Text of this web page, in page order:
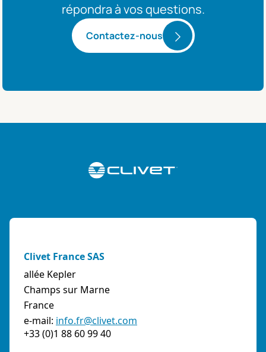
répondra à vos questions.
Contactez-nous
Clivet France SAS
allée Kepler
Champs sur Marne
France
e-mail: info.fr@clivet.com
+33 (0)1 88 60 99 40